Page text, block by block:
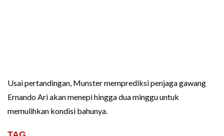
Usai pertandingan, Munster memprediksi penjaga gawang
Ernando Ari akan menepi hingga dua minggu untuk
memulihkan kondisi bahunya.